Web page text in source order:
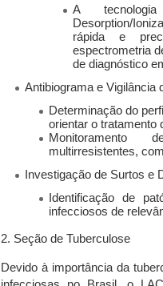
A
Desorption/
rápida e
espectrometria
de diagnóstico
Antibiograma e Vigilância
Determinação do
orientar o tratamento
Monitoramento
multirresistentes,
Investigação de Surtos e
Identificação de
infecciosos de
2. Seção de Tuberculose
Devido à importância da